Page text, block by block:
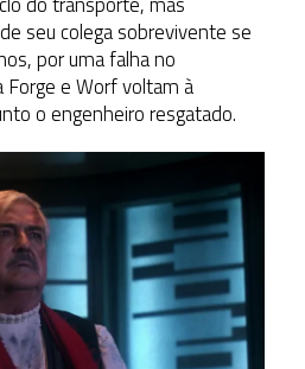
seu colega sobrevivente se
por uma falha no
Forge e Worf voltam à
o engenheiro resgatado.